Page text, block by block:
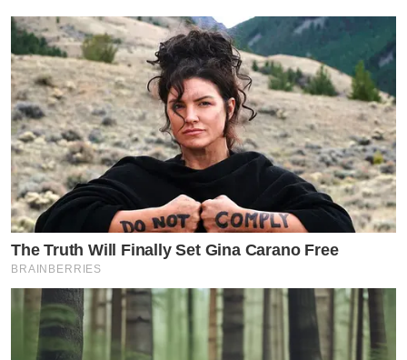
The Truth Will Finally Set Gina Carano Free
BRAINBERRIES